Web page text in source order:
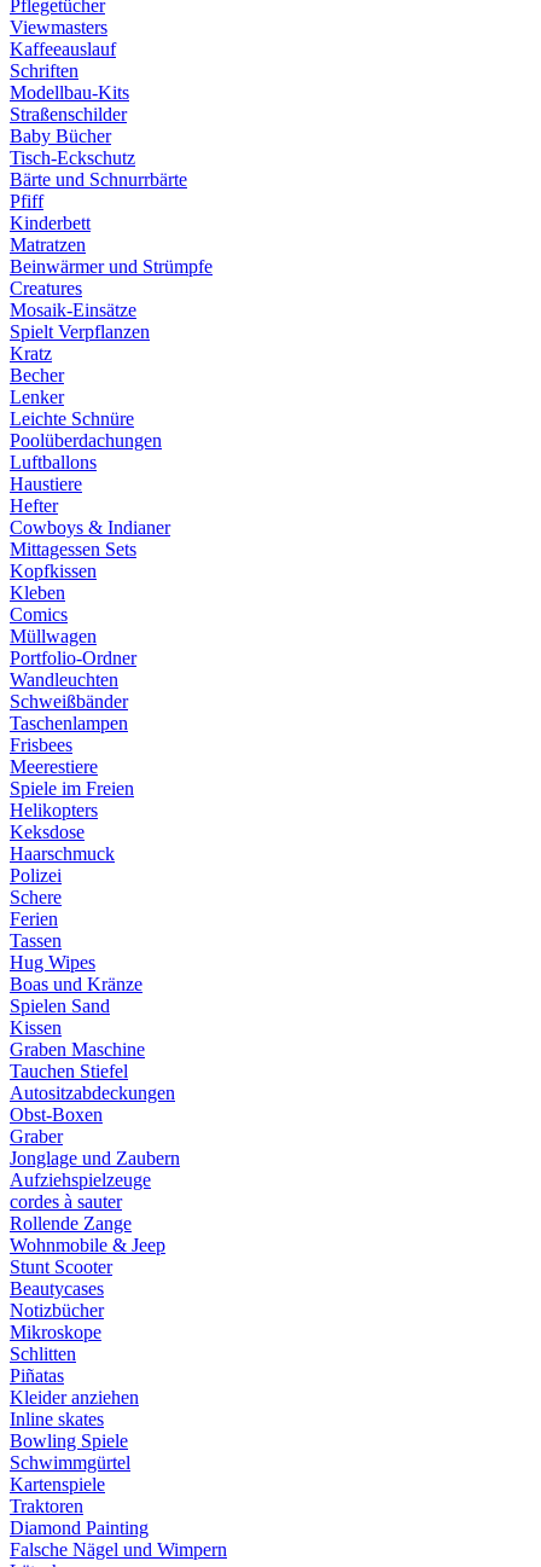
Pflegetücher
Viewmasters
Kaffeeauslauf
Schriften
Modellbau-Kits
Straßenschilder
Baby Bücher
Tisch-Eckschutz
Bärte und Schnurrbärte
Pfiff
Kinderbett
Matratzen
Beinwärmer und Strümpfe
Creatures
Mosaik-Einsätze
Spielt Verpflanzen
Kratz
Becher
Lenker
Leichte Schnüre
Poolüberdachungen
Luftballons
Haustiere
Hefter
Cowboys & Indianer
Mittagessen Sets
Kopfkissen
Kleben
Comics
Müllwagen
Portfolio-Ordner
Wandleuchten
Schweißbänder
Taschenlampen
Frisbees
Meerestiere
Spiele im Freien
Helikopters
Keksdose
Haarschmuck
Polizei
Schere
Ferien
Tassen
Hug Wipes
Boas und Kränze
Spielen Sand
Kissen
Graben Maschine
Tauchen Stiefel
Autositzabdeckungen
Obst-Boxen
Graber
Jonglage und Zaubern
Aufziehspielzeuge
cordes à sauter
Rollende Zange
Wohnmobile & Jeep
Stunt Scooter
Beautycases
Notizbücher
Mikroskope
Schlitten
Piñatas
Kleider anziehen
Inline skates
Bowling Spiele
Schwimmgürtel
Kartenspiele
Traktoren
Diamond Painting
Falsche Nägel und Wimpern